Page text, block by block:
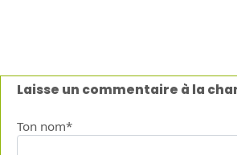
Laisse un commentaire à la
Ton nom*